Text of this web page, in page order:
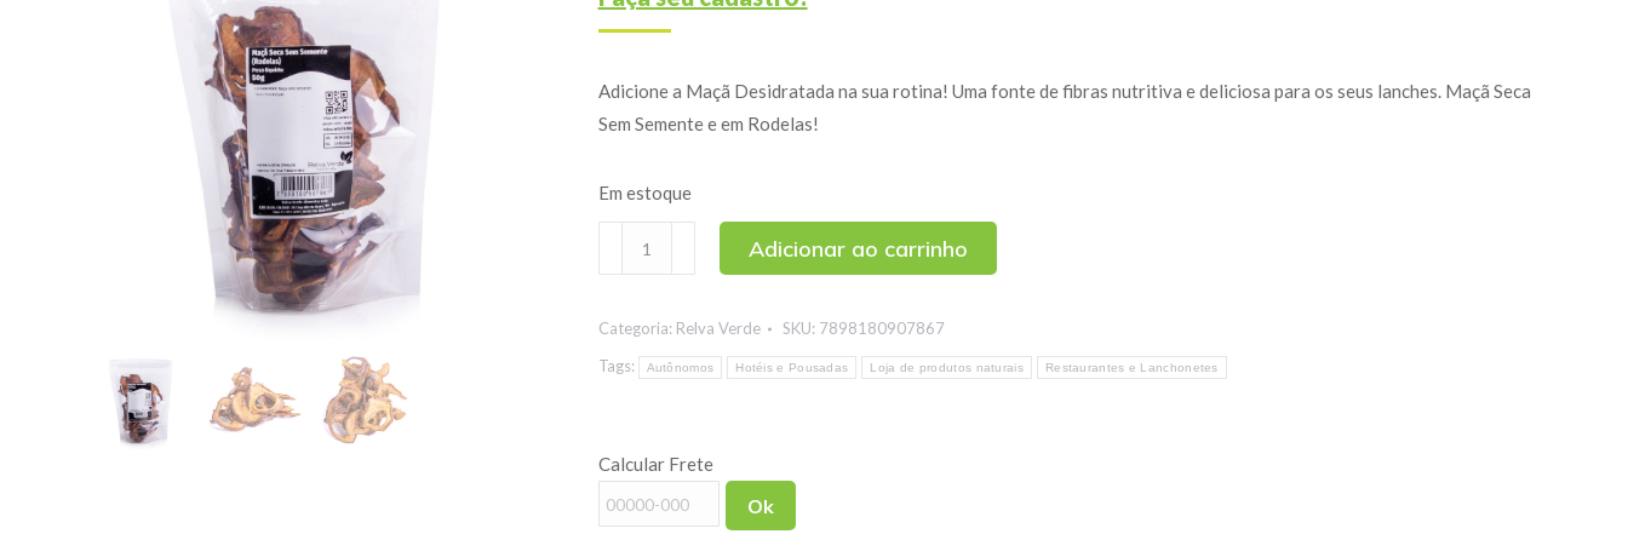
Adicione a Maçã Desidratada na sua rotina! Uma fonte de fibras nutritiva e deliciosa para os seus lanches. Maçã Seca
Sem Semente e em Rodelas!
Em estoque
Seca
Semente
(Rodelas)
Adicionar ao carrinho
Categoria: Relva Verde SKU: 7898180907867
Tags:
Autônomos Hotéis e Pousadas Loja de produtos naturais Restaurantes e Lanchonetes
Calcular Frete
Ok